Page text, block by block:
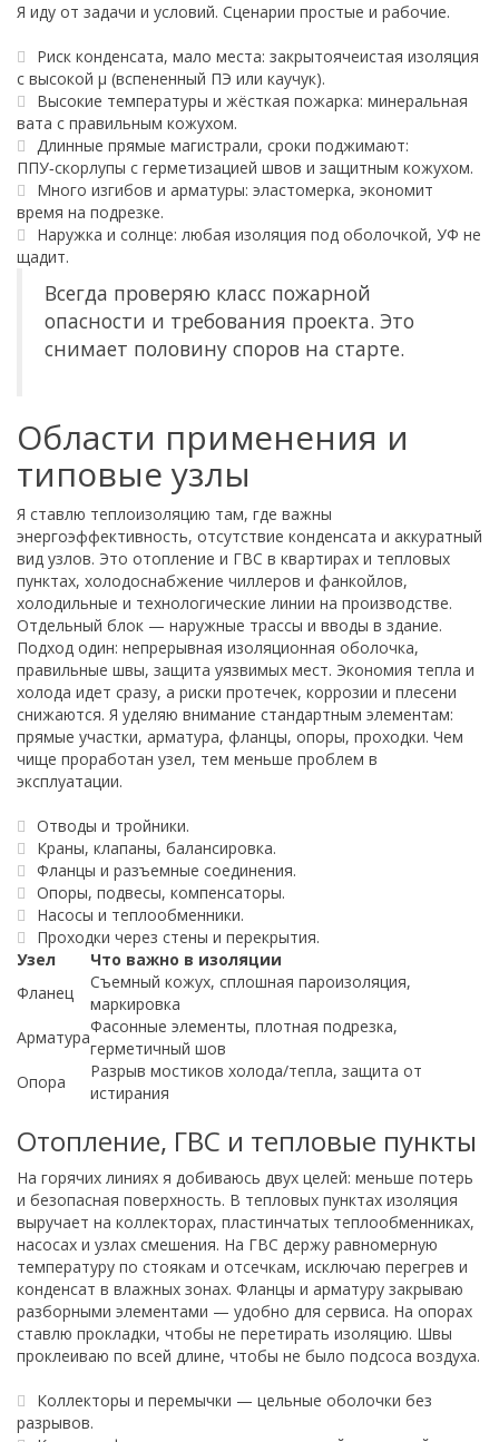
Я иду от задачи и условий. Сценарии простые и рабочие.
Риск конденсата, мало места: закрытоячеистая изоляция
с высокой μ (вспененный ПЭ или каучук).
Высокие температуры и жёсткая пожарка: минеральная
вата с правильным кожухом.
Длинные прямые магистрали, сроки поджимают:
ППУ‑скорлупы с герметизацией швов и защитным кожухом.
Много изгибов и арматуры: эластомерка, экономит
время на подрезке.
Наружка и солнце: любая изоляция под оболочкой, УФ не
щадит.
Всегда проверяю класс пожарной
опасности и требования проекта. Это
снимает половину споров на старте.
Области применения и
типовые узлы
Я ставлю теплоизоляцию там, где важны
энергоэффективность, отсутствие конденсата и аккуратный
вид узлов. Это отопление и ГВС в квартирах и тепловых
пунктах, холодоснабжение чиллеров и фанкойлов,
холодильные и технологические линии на производстве.
Отдельный блок — наружные трассы и вводы в здание.
Подход один: непрерывная изоляционная оболочка,
правильные швы, защита уязвимых мест. Экономия тепла и
холода идет сразу, а риски протечек, коррозии и плесени
снижаются. Я уделяю внимание стандартным элементам:
прямые участки, арматура, фланцы, опоры, проходки. Чем
чище проработан узел, тем меньше проблем в
эксплуатации.
Отводы и тройники.
Краны, клапаны, балансировка.
Фланцы и разъемные соединения.
Опоры, подвесы, компенсаторы.
Насосы и теплообменники.
Проходки через стены и перекрытия.
Узел
Что важно в изоляции
Фланец
Съемный кожух, сплошная пароизоляция,
маркировка
Арматура
Фасонные элементы, плотная подрезка,
герметичный шов
Опора
Разрыв мостиков холода/тепла, защита от
истирания
Отопление, ГВС и тепловые пункты
На горячих линиях я добиваюсь двух целей: меньше потерь
и безопасная поверхность. В тепловых пунктах изоляция
выручает на коллекторах, пластинчатых теплообменниках,
насосах и узлах смешения. На ГВС держу равномерную
температуру по стоякам и отсечкам, исключаю перегрев и
конденсат в влажных зонах. Фланцы и арматуру закрываю
разборными элементами — удобно для сервиса. На опорах
ставлю прокладки, чтобы не перетирать изоляцию. Швы
проклеиваю по всей длине, чтобы не было подсоса воздуха.
Коллекторы и перемычки — цельные оболочки без
разрывов.